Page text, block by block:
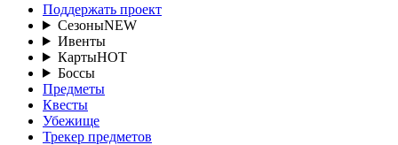
Поддержать проект
СезоныNEW
Ивенты
КартыHOT
Боссы
Предметы
Квесты
Убежище
Трекер предметов